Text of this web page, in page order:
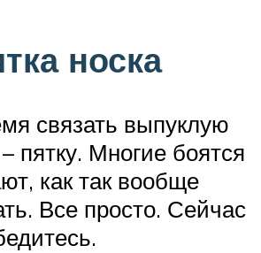
носка
связать выпуклую
пятку. Многие боятся
как так вообще
Все просто. Сейчас